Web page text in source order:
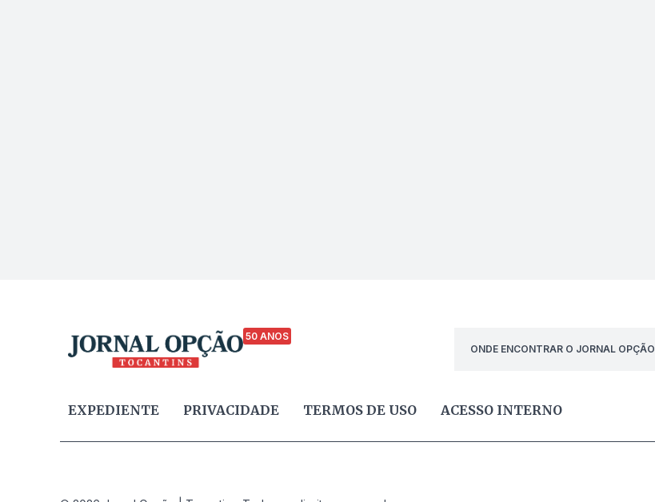
50 ANOS
ONDE ENCONTRAR O JORNAL OPÇÃO
EXPEDIENTE PRIVACIDADE TERMOS DE USO ACESSO INTERNO